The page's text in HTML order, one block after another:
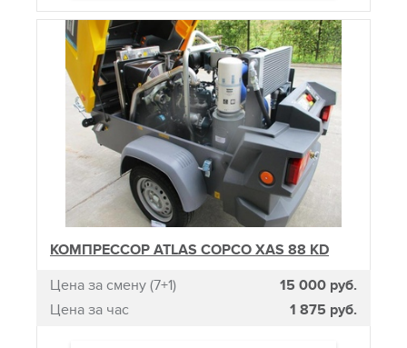
КОМПРЕССОР ATLAS COPCO XAS 88 KD
Цена за смену (7+1)
15 000 руб.
Цена за час
1 875 руб.